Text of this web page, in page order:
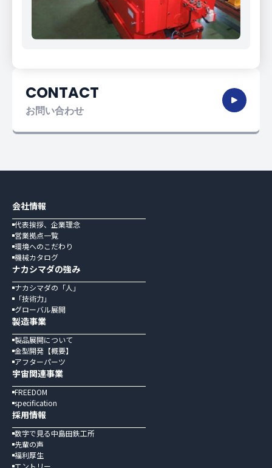
CONTACT
お問い合わせ
会社情報
代表挨拶、企業理念
営業拠点一覧
環境へのこだわり
機械カタログ
ナカシマダの強み
ナカシマダの「人」
「技術力」
グローバル展開
製造事業
製品展開について
金型開発【概要】
アフターパーツ
宇宙関連事業
FREEDOM
specification
採用情報
数字で見る中島田鉄工所
先輩の声
福利厚生